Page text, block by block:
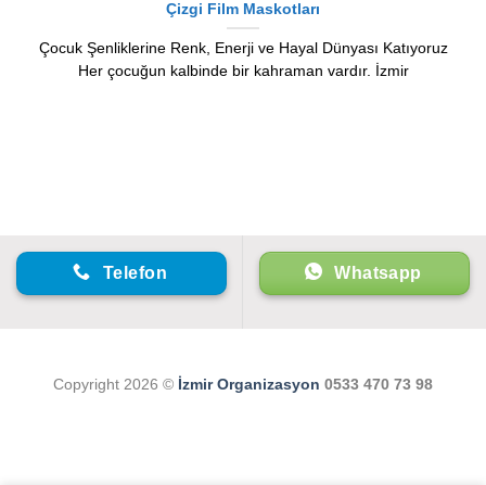
Çizgi Film Maskotları
Çocuk Şenliklerine Renk, Enerji ve Hayal Dünyası Katıyoruz
Her çocuğun kalbinde bir kahraman vardır. İzmir
Telefon Whatsapp
Copyright 2026 © İzmir Organizasyon 0533 470 73 98